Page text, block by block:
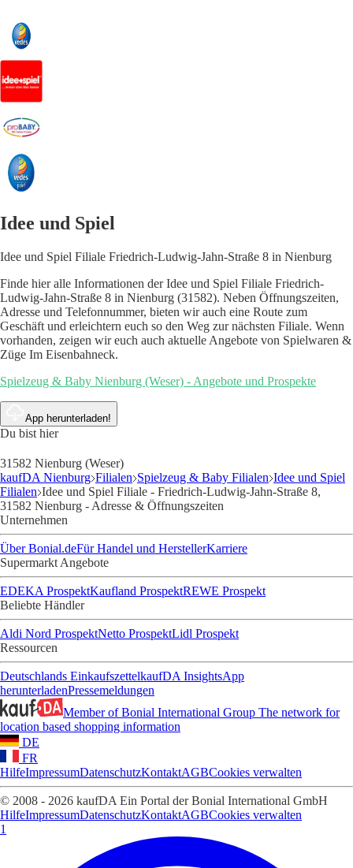
Idee und Spiel
Idee und Spiel Filiale Friedrich-Ludwig-Jahn-Straße 8 in Nienburg
Finde hier alle Informationen der Idee und Spiel Filiale Friedrich-
Ludwig-Jahn-Straße 8 in Nienburg (31582). Neben Öffnungszeiten,
Adresse und Telefonnummer, bieten wir auch eine Route zum
Geschäft und erleichtern euch so den Weg zur nächsten Filiale. Wenn
vorhanden, zeigen wir euch auch aktuelle Angebote von Spielwaren &
Züge Im Eisenbahneck.
Spielzeug & Baby Nienburg (Weser) - Angebote und Prospekte
App herunterladen!
Du bist hier
31582 Nienburg (Weser)
kaufDA Nienburg Filialen Spielzeug & Baby Filialen Idee und Spiel
Filialen Idee und Spiel Filiale - Friedrich-Ludwig-Jahn-Straße 8,
31582 Nienburg - Adresse & Öffnungszeiten
Unternehmen
Über Bonial.deFür Handel und HerstellerKarriere
Supermarkt Angebote
EDEKA ProspektKaufland ProspektREWE Prospekt
Beliebte Händler
Aldi Nord ProspektNetto ProspektLidl Prospekt
Ressourcen
Deutschlands EinkaufszettelkaufDA InsightsApp
herunterladenPressemeldungen
Member of Bonial International Group The network for
location based shopping information
DE
FR
HilfeImpressumDatenschutzKontaktAGBCookies verwalten
© 2008 - 2026 kaufDA Ein Portal der Bonial International GmbH
HilfeImpressumDatenschutzKontaktAGBCookies verwalten
1